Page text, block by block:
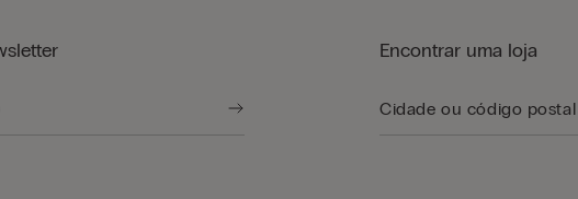
Encontrar uma loja